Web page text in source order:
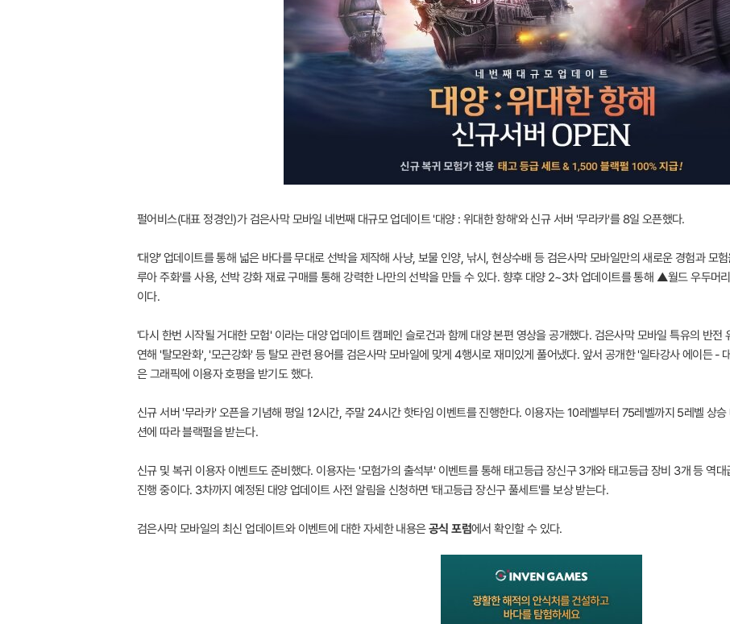
펄어비스(대표 정경인)가 검은사막 모바일 네번째 대규모 업데이트 '대양 : 위대한 항해'와 신규 서버 '무라카'를 8일 오픈했다.
‘대양’ 업데이트를 통해 넓은 바다를 무대로 선박을 제작해 사냥, 보물 인양, 낚시, 현상수배 등 검은사막 모바일만의 새로운 경험과 모
루아 주화'를 사용, 선박 강화 재료 구매를 통해 강력한 나만의 선박을 만들 수 있다. 향후 대양 2~3차 업데이트를 통해 ▲월드 우두
이다.
'다시 한번 시작될 거대한 모험' 이라는 대양 업데이트 캠페인 슬로건과 함께 대양 본편 영상을 공개했다. 검은사막 모바일 특유의 반
연해 '탈모완화', '모근강화' 등 탈모 관련 용어를 검은사막 모바일에 맞게 4행시로 재미있게 풀어냈다. 앞서 공개한 '일타강사 에이든 -
은 그래픽에 이용자 호평을 받기도 했다.
신규 서버 '무라카' 오픈을 기념해 평일 12시간, 주말 24시간 핫타임 이벤트를 진행한다. 이용자는 10레벨부터 75레벨까지 5레벨 상
션에 따라 블랙펄을 받는다.
신규 및 복귀 이용자 이벤트도 준비했다. 이용자는 '모험가의 출석부' 이벤트를 통해 태고등급 장신구 3개와 태고등급 장비 3개 등 역
진행 중이다. 3차까지 예정된 대양 업데이트 사전 알림을 신청하면 '태고등급 장신구 풀세트'를 보상 받는다.
검은사막 모바일의 최신 업데이트와 이벤트에 대한 자세한 내용은공식 포럼에서 확인할 수 있다.